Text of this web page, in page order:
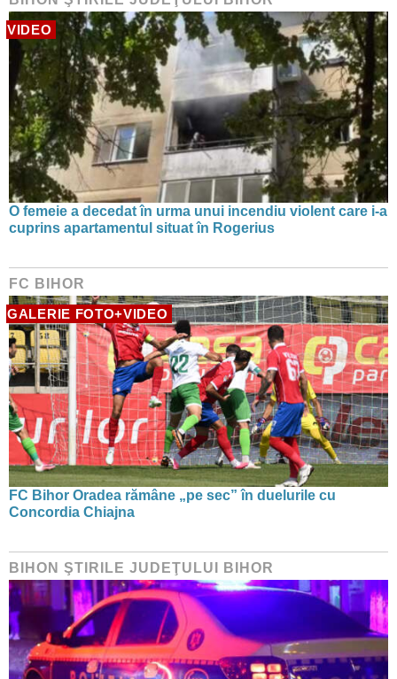
VIDEO
O femeie a decedat în urma unui incendiu violent care i-a
cuprins apartamentul situat în Rogerius
FC BIHOR
GALERIE FOTO+VIDEO
FC Bihor Oradea rămâne „pe sec” în duelurile cu
Concordia Chiajna
BIHON ŞTIRILE JUDEŢULUI BIHOR